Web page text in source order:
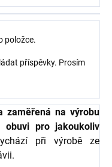
položce.
příspěvky. Prosím
zaměřená na výrobu
obuvi pro jakoukoliv
při výrobě ze